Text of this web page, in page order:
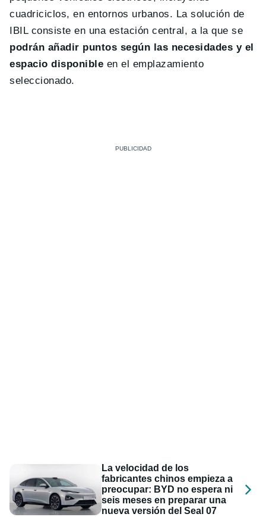
cuadriciclos, en entornos urbanos. La solución de
IBIL consiste en una estación central, a la que se
podrán añadir puntos según las necesidades y el
espacio disponible en el emplazamiento
seleccionado.
La velocidad de los
fabricantes chinos empieza a
preocupar: BYD no espera ni
seis meses en preparar una
nueva versión del Seal 07